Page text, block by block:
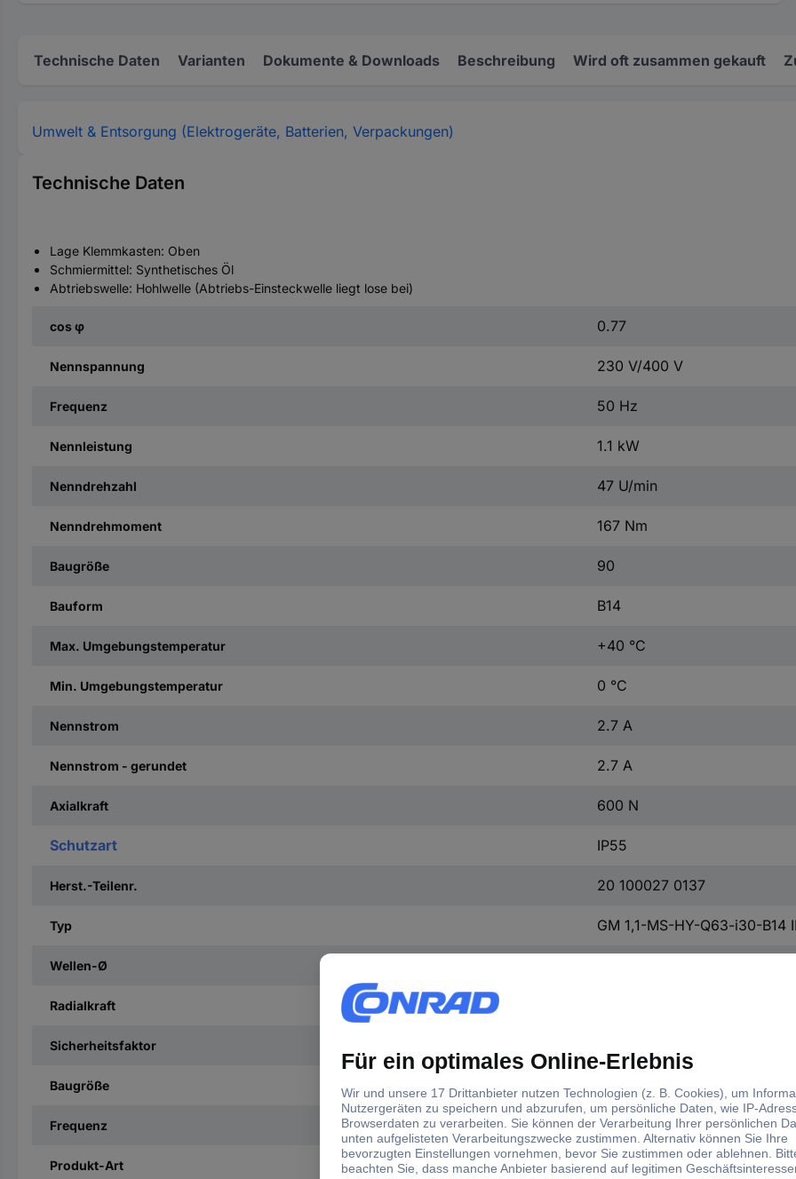
Technische Daten Varianten Dokumente & Downloads Beschreibung Wird oft zusammen gekauft
Umwelt & Entsorgung (Elektrogeräte, Batterien, Verpackungen)
Technische Daten
Lage Klemmkasten: Oben
Schmiermittel: Synthetisches Öl
Abtriebswelle: Hohlwelle (Abtriebs-Einsteckwelle liegt lose bei)
cos φ 0.77
Nennspannung 230 V/400 V
Frequenz 50 Hz
Nennleistung 1.1 kW
Nenndrehzahl 47 U/min
Nenndrehmoment 167 Nm
Baugröße 90
Bauform B14
Max. Umgebungstemperatur +40 °C
Min. Umgebungstemperatur 0 °C
Nennstrom 2.7 A
Nennstrom - gerundet 2.7 A
Axialkraft 600 N
Schutzart IP55
Herst.-Teilenr. 20 100027 0137
Typ GM 1,1-MS-HY-Q63-i30-B14
Wellen-Ø
Radialkraft
Sicherheitsfaktor
Baugröße 90
Frequenz 50 Hz
Produkt-Art Drehstrommotor